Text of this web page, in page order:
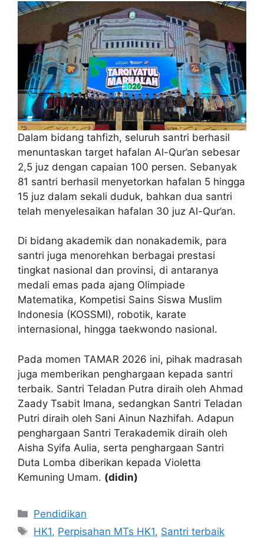
Dalam bidang tahfizh, seluruh santri berhasil
menuntaskan target hafalan Al-Qur’an sebesar
2,5 juz dengan capaian 100 persen. Sebanyak
81 santri berhasil menyetorkan hafalan 5 hingga
15 juz dalam sekali duduk, bahkan dua santri
telah menyelesaikan hafalan 30 juz Al-Qur’an.
Di bidang akademik dan nonakademik, para
santri juga menorehkan berbagai prestasi
tingkat nasional dan provinsi, di antaranya
medali emas pada ajang Olimpiade
Matematika, Kompetisi Sains Siswa Muslim
Indonesia (KOSSMI), robotik, karate
internasional, hingga taekwondo nasional.
Pada momen TAMAR 2026 ini, pihak madrasah
juga memberikan penghargaan kepada santri
terbaik. Santri Teladan Putra diraih oleh Ahmad
Zaady Tsabit Imana, sedangkan Santri Teladan
Putri diraih oleh Sani Ainun Nazhifah. Adapun
penghargaan Santri Terakademik diraih oleh
Aisha Syifa Aulia, serta penghargaan Santri
Duta Lomba diberikan kepada Violetta
Kemuning Umam. (didin)
Kategori
Pendidikan
Tag
HK1, Perpisahan MTs HK1, Santri terbaik